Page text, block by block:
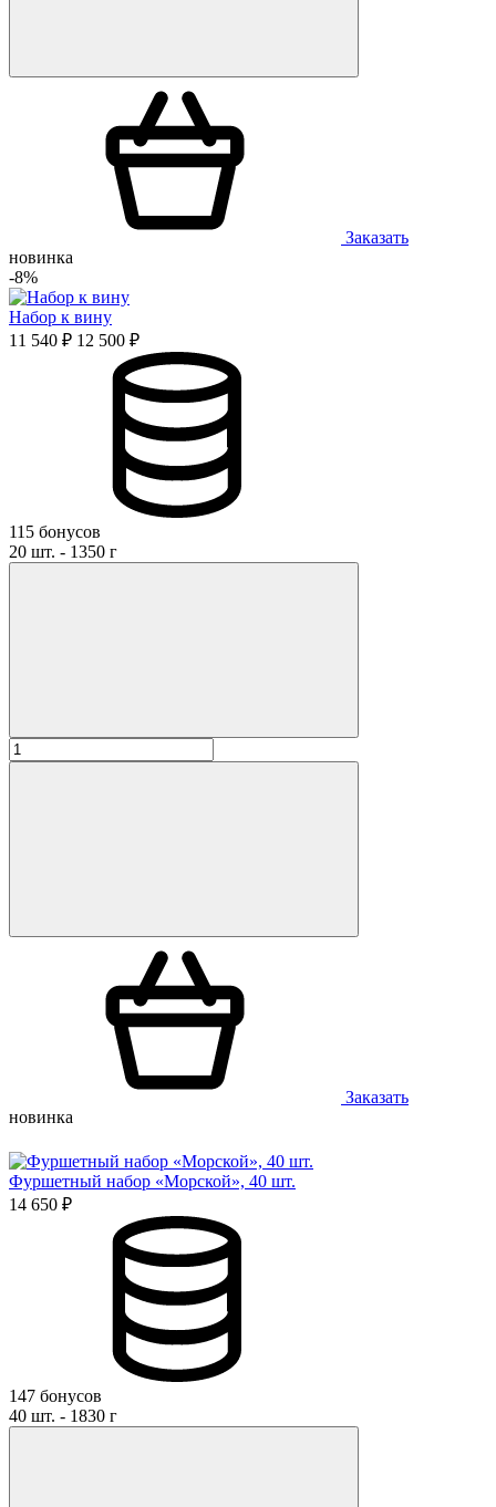
Заказать
новинка
-8%
Набор к вину
11 540 ₽ 12 500 ₽
115 бонусов
20 шт. - 1350 г
Заказать
новинка
Фуршетный набор «Морской», 40 шт.
14 650 ₽
147 бонусов
40 шт. - 1830 г